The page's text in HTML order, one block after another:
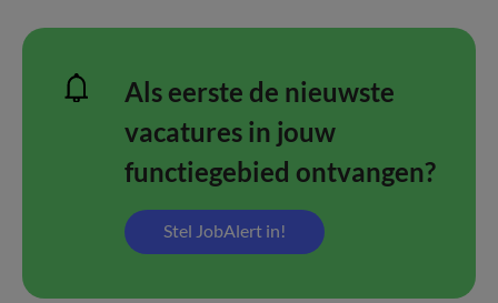
Als eerste de nieuwste
vacatures in jouw
functiegebied ontvangen?
Stel JobAlert in!